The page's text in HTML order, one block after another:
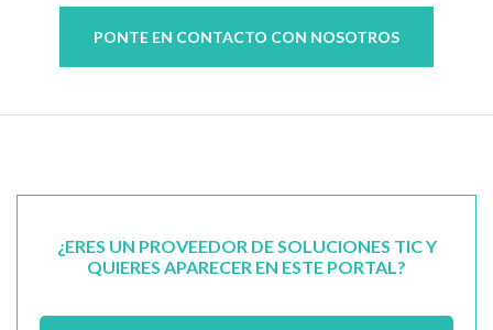
PONTE EN CONTACTO CON NOSOTROS
¿ERES UN PROVEEDOR DE SOLUCIONES TIC Y
QUIERES APARECER EN ESTE PORTAL?